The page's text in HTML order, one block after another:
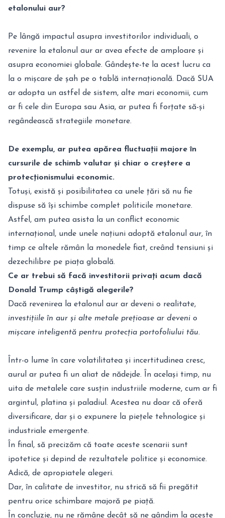
etalonului aur?
Pe lângă impactul asupra investitorilor individuali, o
revenire la etalonul aur ar avea efecte de amploare și
asupra economiei globale. Gândește-te la acest lucru ca
la o mișcare de șah pe o tablă internațională. Dacă SUA
ar adopta un astfel de sistem, alte mari economii, cum
ar fi cele din Europa sau Asia, ar putea fi forțate să-și
regândească strategiile monetare.
De exemplu, ar putea apărea fluctuații majore în
cursurile de schimb valutar și chiar o creștere a
protecționismului economic.
Totuși, există și posibilitatea ca unele țări să nu fie
dispuse să își schimbe complet politicile monetare.
Astfel, am putea asista la un conflict economic
internațional, unde unele națiuni adoptă etalonul aur, în
timp ce altele rămân la monedele fiat, creând tensiuni și
dezechilibre pe piața globală.
Ce ar trebui să facă investitorii privați acum dacă
Donald Trump câștigă alegerile?
Dacă revenirea la etalonul aur ar deveni o realitate,
investițiile în aur și alte metale prețioase ar deveni o
mișcare inteligentă pentru protecția portofoliului tău.
Într-o lume în care volatilitatea și incertitudinea cresc,
aurul ar putea fi un aliat de nădejde. În același timp, nu
uita de metalele care susțin industriile moderne, cum ar fi
argintul, platina și paladiul. Acestea nu doar că oferă
diversificare, dar și o expunere la piețele tehnologice și
industriale emergente.
În final, să precizăm că toate aceste scenarii sunt
ipotetice și depind de rezultatele politice și economice.
Adică, de apropiatele alegeri.
Dar, în calitate de investitor, nu strică să fii pregătit
pentru orice schimbare majoră pe piață.
În concluzie, nu ne rămâne decât să ne gândim la aceste